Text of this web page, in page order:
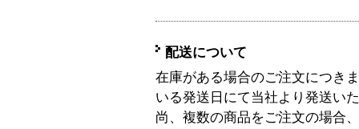
配送について
在庫がある場合のご注文につき
いる発送日にて当社より発送い
尚、複数の商品をご注文の場合